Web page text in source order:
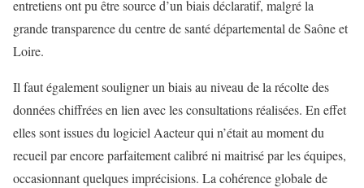
entretiens ont pu être source d’un biais déclaratif, malgré la
grande transparence du centre de santé départemental de Saône et
Loire.
Il faut également souligner un biais au niveau de la récolte des
données chiffrées en lien avec les consultations réalisées. En effet
elles sont issues du logiciel Aacteur qui n’était au moment du
recueil par encore parfaitement calibré ni maitrisé par les équipes,
occasionnant quelques imprécisions. La cohérence globale de